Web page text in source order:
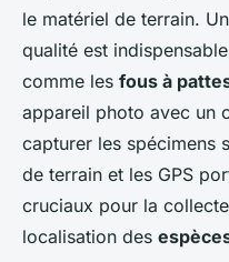
le matériel de terrain.
qualité est
comme les fous à
appareil photo avec un
capturer les spécimens
de terrain et les GPS
cruciaux pour la
localisation des